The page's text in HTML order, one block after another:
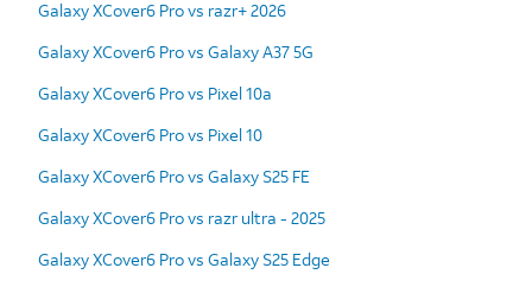
Galaxy XCover6 Pro vs razr+ 2026
Galaxy XCover6 Pro vs Galaxy A37 5G
Galaxy XCover6 Pro vs Pixel 10a
Galaxy XCover6 Pro vs Pixel 10
Galaxy XCover6 Pro vs Galaxy S25 FE
Galaxy XCover6 Pro vs razr ultra - 2025
Galaxy XCover6 Pro vs Galaxy S25 Edge